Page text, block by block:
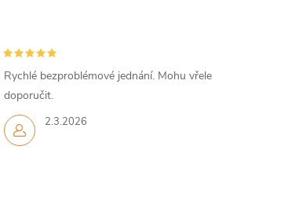
2.3.2026
Rychlé bezproblémové jednání. Mohu vřele
doporučit.